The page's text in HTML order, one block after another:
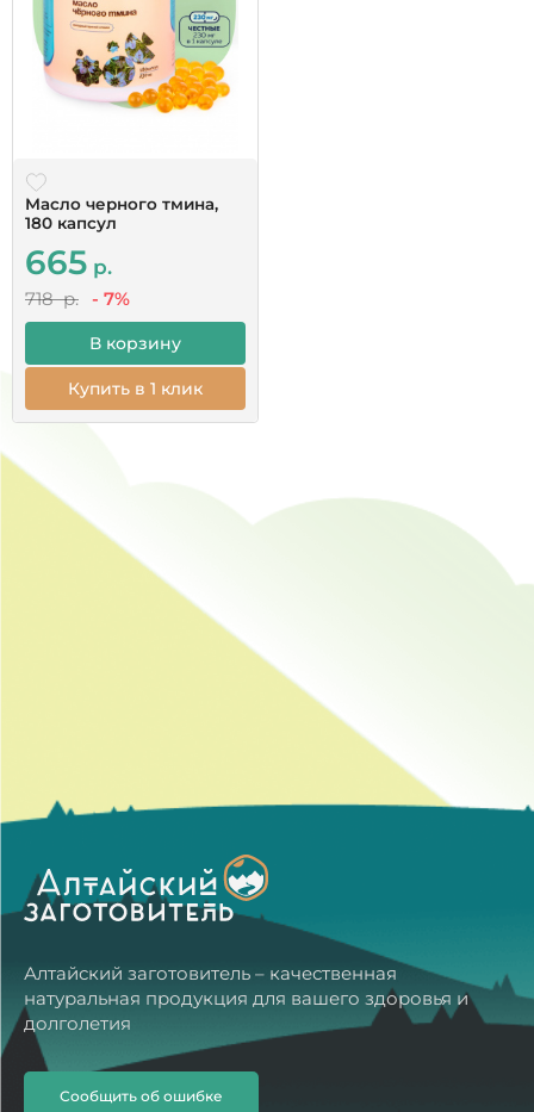
Масло черного тмина,
180 капсул
665р.
718 р. - 7%
В корзину
Купить в 1 клик
Алтайский заготовитель – качественная
натуральная продукция для вашего здоровья и
долголетия
Сообщить об ошибке